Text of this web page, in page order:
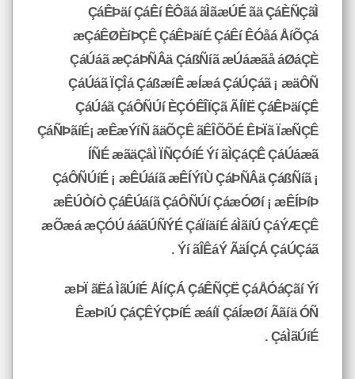
ÇáÊÞäí ÇáÊí ÊÔãá ãÌãæÚÉ ãä ÇáÈÑÇãÌ
æÇáÊØÈíÞÇÊ ÇáÊÞäíÉ ÇáÊí ÊÓåá ÅíÕÇá
ÇáÚáã æÇáÞÑÂä ÇáßÑíã æÚáæãå áØáÇÈ
ÇáÚáã ÏÇÎá ÇáßæíÊ æÍæá ÇáÚÇáã ¡ æäÔÑ
ÇáÚáã ÇáÔÑÚí ÈÇÓÊÎÏÇã ÃÍÏË ÇáÊÞäíÇÊ
ÇáÑÞãíÉ¡ æÊæÝíÑ ãäÕÇÊ ãÊÎÕÕÉ ÊÞÏã ÏæÑÇÊ
ÍÑÉ æãäÇåÌ ÏÑÇÓíÉ Ýí ãÌÇáÇÊ ÇáÚáæã
ÇáÔÑÚíÉ ¡ æÊÚáíã æÊÍÝíÙ ÇáÞÑÂä ÇáßÑíã ¡
æÊÚÒíÒ ÇáÊÚáíã ÇáÔÑÚí ÇáæÓØí ¡ æÊÍÞíÞ
æÕæá æÇÓÚ ááãÚÑÝÉ ÇáÏíäíÉ áÌãíÚ ÇáÝÆÇÊ
Ýí ãÎÊáÝ ÃäÍÇÁ ÇáÚÇáã .
æÞÏ ãËá ÌãÚíÉ ÅÍíÇÁ ÇáÊÑÇË ÇáÅÓáÇãí Ýí
ÊæÞíÚ ÇáÇÊÝÇÞíÉ æáíÏ ÇáÍæØí Ããíä ÓÑ
ÇáÌãÚíÉ .